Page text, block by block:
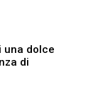
una dolce
di